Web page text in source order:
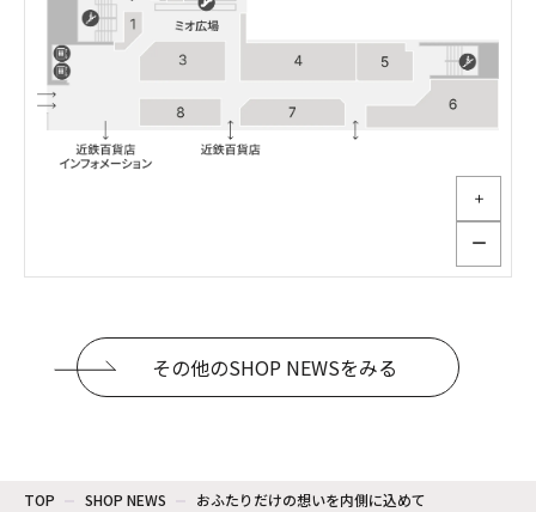
＋
ー
その他のSHOP NEWSをみる
TOP SHOP NEWS おふたりだけの想いを内側に込めて